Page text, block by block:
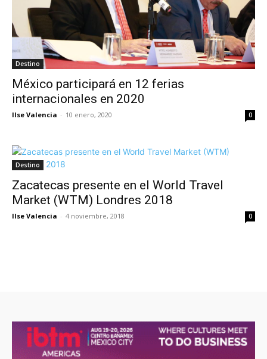
Destino
México participará en 12 ferias
internacionales en 2020
Ilse Valencia - 10 enero, 2020 0
Destino
Zacatecas presente en el World Travel
Market (WTM) Londres 2018
Ilse Valencia - 4 noviembre, 2018 0